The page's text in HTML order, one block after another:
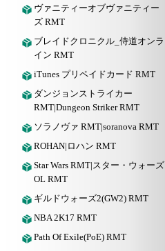
ヴァニティーオブヴァニティー
ズ RMT
ブレイドクロニクル_侍道オンラ
イン RMT
iTunes プリペイドカード RMT
ダンジョンストライカー
RMT|Dungeon Striker RMT
ソラノヴァ RMT|soranova RMT
ROHAN|ロハン RMT
Star Wars RMT|スター・ウォーズ
OL RMT
ギルドウォーズ2(GW2) RMT
NBA 2K17 RMT
Path Of Exile(PoE) RMT